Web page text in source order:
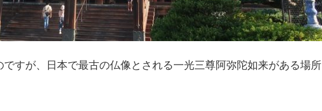
すが、日本で最古の仏像とされる一光三尊阿弥陀如来がある場所